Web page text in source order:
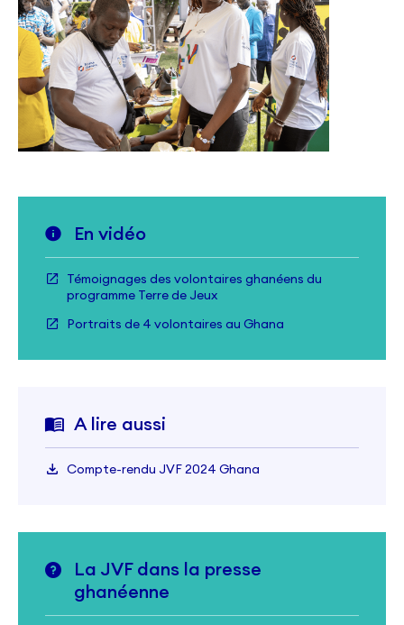
En vidéo
Témoignages des volontaires ghanéens du
programme Terre de Jeux
Portraits de 4 volontaires au Ghana
A lire aussi
Compte-rendu JVF 2024 Ghana
La JVF dans la presse
ghanéenne